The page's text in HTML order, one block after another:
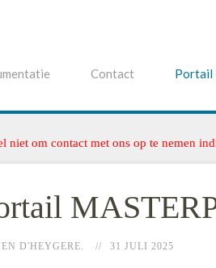
Contact Portail
om contact met ons op te nemen
D'HEYGERE. 31 JULI 2025